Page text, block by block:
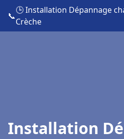
📞
🕒 Installation Dépannage
Crèche
Installation